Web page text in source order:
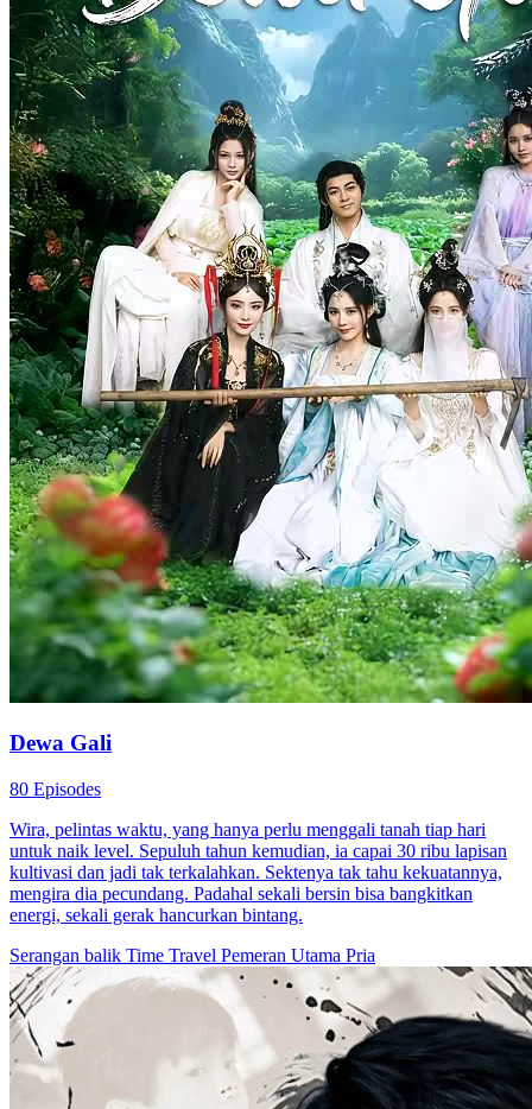
Dewa Gali
80 Episodes
Wira, pelintas waktu, yang hanya perlu menggali tanah tiap hari
untuk naik level. Sepuluh tahun kemudian, ia capai 30 ribu lapisan
kultivasi dan jadi tak terkalahkan. Sektenya tak tahu kekuatannya,
mengira dia pecundang. Padahal sekali bersin bisa bangkitkan
energi, sekali gerak hancurkan bintang.
Serangan balik Time Travel Pemeran Utama Pria